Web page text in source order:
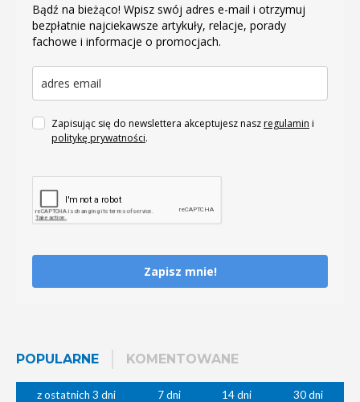
Bądź na bieżąco! Wpisz swój adres e-mail i otrzymuj
bezpłatnie najciekawsze artykuły, relacje, porady
fachowe i informacje o promocjach.
Zapisując się do newslettera akceptujesz naszregulamin i
politykę prywatności.
Zapisz mnie!
POPULARNE KOMENTOWANE
z ostatnich 3 dni 7 dni 14 dni 30 dni